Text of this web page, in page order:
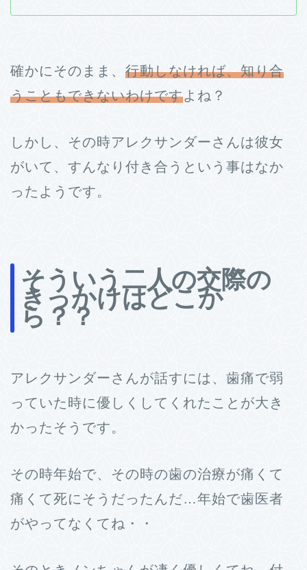
確かにそのまま、 行動しなければ、知り合
うこともできないわけですよね？
しかし、その時アレクサンダーさんは彼女
がいて、すんなり付き合うという事はなか
ったようです。
そういう二人の交際の
きっかけはどこか
ら？？
アレクサンダーさんが話すには、歯痛で弱
っていた時に優しくしてくれたことが大き
かったそうです。
その時年始で、その時の歯の治療が痛くて
痛くて死にそうだったんだ…年始で歯医者
がやってなくてね・・